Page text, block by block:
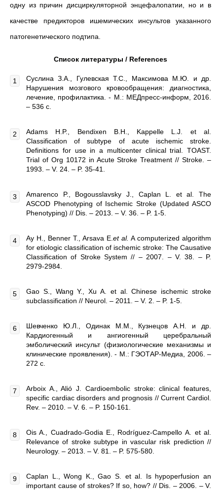
одну из причин дисциркуляторной энцефалопатии, но и в
качестве предикторов ишемических инсультов указанного
патогенетического подтипа.
Список литературы / References
Суслина З.А., Гулевская Т.С., Максимова М.Ю. и др.
Нарушения мозгового кровообращения: диагностика,
лечение, профилактика. - М.: МЕДпресс-информ, 2016.
– 536 с.
Adams H.P., Bendixen B.H., Kappelle L.J. et al.
Classification of subtype of acute ischemic stroke.
Definitions for use in a multicenter clinical trial. TOAST.
Trial of Org 10172 in Acute Stroke Treatment // Stroke. –
1993. – V. 24. – P. 35-41.
Amarenco P., Bogousslavsky J., Caplan L. et al. The
ASCOD Phenotyping of Ischemic Stroke (Updated ASCO
Phenotyping) // Dis. – 2013. – V. 36. – P. 1-5.
Ay H., Benner T., Arsava E. et al. A computerized algorithm
for etiologic classification of ischemic stroke: The Causative
Classification of Stroke System // – 2007. – V. 38. – P.
2979-2984.
Gao S., Wang Y., Xu A. et al. Chinese ischemic stroke
subclassification // Neurol. – 2011. – V. 2. – P. 1-5.
Шевченко Ю.Л., Одинак М.М., Кузнецов А.Н. и др.
Кардиогенный и ангиогенный церебральный
эмболический инсульт (физиологические механизмы и
клинические проявления). - М.: ГЭОТАР-Медиа, 2006. –
272 с.
Arboix A., Alió J. Cardioembolic stroke: clinical features,
specific cardiac disorders and prognosis // Current Cardiol.
Rev. – 2010. – V. 6. – P. 150-161.
Ois A., Cuadrado-Godia E., Rodríguez-Campello А. et al.
Relevance of stroke subtype in vascular risk prediction //
Neurology. – 2013. – V. 81. – P. 575-580.
Caplan L., Wong K., Gao S. et al. Is hypoperfusion an
important cause of strokes? If so, how? // Dis. – 2006. – V.